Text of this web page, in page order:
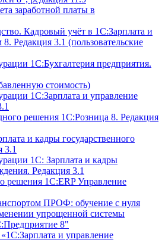
заработной платы в
Кадровый учёт в 1С:Зарплата и
Редакция 3.1 (пользовательские
1С:Бухгалтерия предприятия.
стоимость)
1С:Зарплата и управление
решения 1С:Розница 8. Редакция
и кадры государственного
3.1
‎1С: Зарплата и кадры
Редакция 3.1
решения 1С:ERP Управление
ПРОФ: обучение с нуля
упрощенной системы
8"
и управление